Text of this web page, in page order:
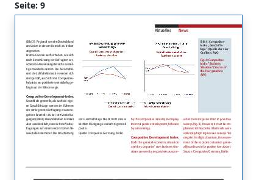
Seite: 9